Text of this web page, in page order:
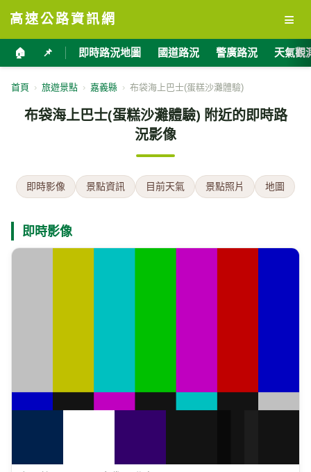
高速公路資訊網 ≡
🏠 📌 即時路況地圖 國道路況 警廣路況 天氣觀
首頁 › 旅遊景點 › 嘉義縣 › 布袋海上巴士(蛋糕沙灘體驗)
布袋海上巴士(蛋糕沙灘體驗) 附近的即時路
況影像
即時影像 景點資訊 目前天氣 景點照片 地圖
即時影像